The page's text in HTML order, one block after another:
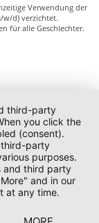
Verwendung der
w/d) verzichtet.
für alle Geschlechter.
third-party
you click the
(consent).
third-party
purposes.
and third party
and in our
at any time.